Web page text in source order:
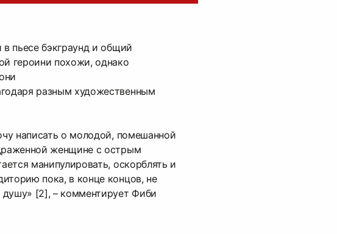
пьесе бэкграунд и общий
героини похожи, однако
разным художественным
написать о молодой, помешанной
женщине с острым
манипулировать, оскорблять и
пока, в конце концов, не
[2], – комментирует Фиби